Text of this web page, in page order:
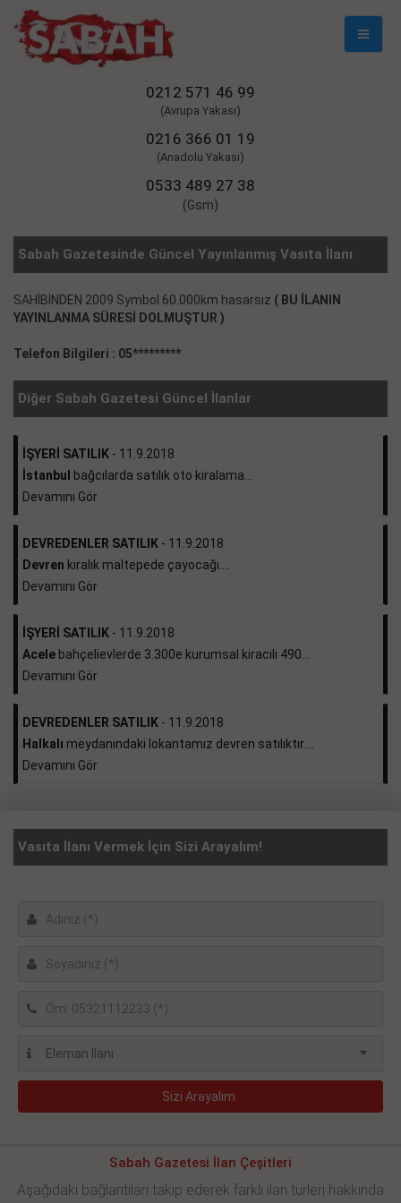
Mobil
0212 571 46 99
(Avrupa Yakası)
0216 366 01 19
(Anadolu Yakası)
0533 489 27 38
(Gsm)
Sabah Gazetesinde Güncel Yayınlanmış Vasıta İlanı
SAHİBİNDEN 2009 Symbol 60.000km hasarsız ( BU İLANIN
YAYINLANMA SÜRESİ DOLMUŞTUR )
Telefon Bilgileri : 05*********
Diğer Sabah Gazetesi Güncel İlanlar
İŞYERİ SATILIK - 11.9.2018
İstanbul
bağcılarda satılık oto kiralama...
Devamını Gör
DEVREDENLER SATILIK - 11.9.2018
Devren kiralık maltepede çayocağı....
Devamını Gör
İŞYERİ SATILIK - 11.9.2018
Acele bahçelievlerde 3.300e kurumsal kiracılı 490...
Devamını Gör
DEVREDENLER SATILIK - 11.9.2018
Halkalı meydanındaki lokantamız devren satılıktır....
Devamını Gör
Vasıta İlanı Vermek İçin Sizi Arayalım!
Sabah Gazetesi İlan Çeşitleri
Aşağıdaki bağlantıları takip ederek farklı ilan türleri hakkında